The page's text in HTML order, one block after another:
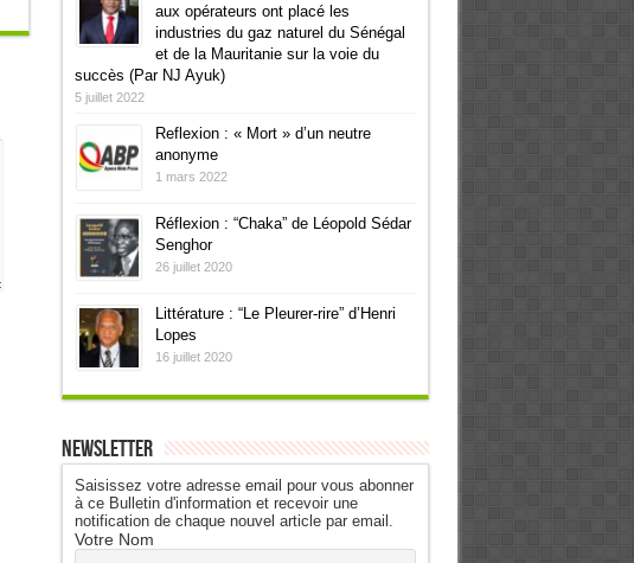
aux opérateurs ont placé les
industries du gaz naturel du Sénégal
et de la Mauritanie sur la voie du
succès (Par NJ Ayuk)
5 juillet 2022
Reflexion : « Mort » d’un neutre
anonyme
1 mars 2022
Réflexion : “Chaka” de Léopold Sédar
Senghor
26 juillet 2020
Littérature : “Le Pleurer-rire” d’Henri
Lopes
16 juillet 2020
Newsletter
Saisissez votre adresse email pour vous abonner
à ce Bulletin d'information et recevoir une
notification de chaque nouvel article par email.
Votre Nom